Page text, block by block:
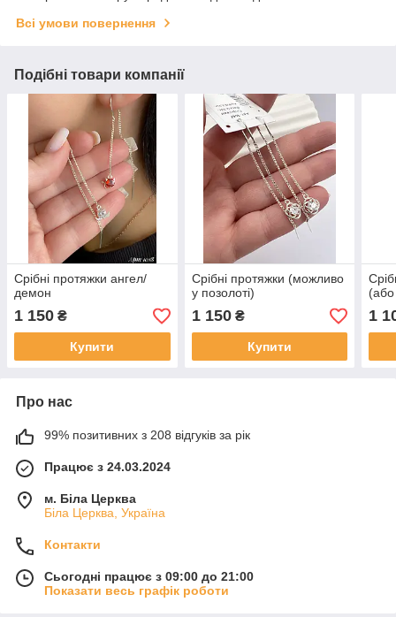
Всі умови повернення
Подібні товари компанії
Срібні протяжки ангел/
демон
1 150 ₴
Купити
Срібні протяжки (можливо
у позолоті)
1 150₴
Купити
(або
1
Про нас
99% позитивних з 208 відгуків за рік
Працює з 24.03.2024
м. Біла Церква
Біла Церква, Україна
Контакти
Сьогодні працює з 09:00 до 21:00
Показати весь графік роботи